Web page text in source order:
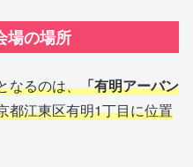
場の場所
なるのは、「有明アーバン
都江東区有明1丁目に位置